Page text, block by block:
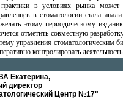
практики в условиях рынка
в стоматологии стала
этому периодическому
отметить совместную
управления стоматологическим
контролировать
Екатерина,
директор
Центр №17"